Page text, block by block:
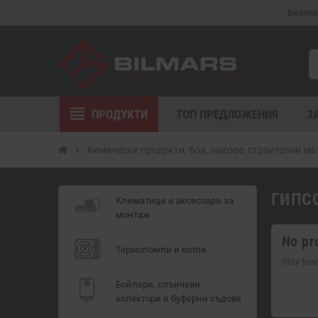
view_headline ПРОДУКТИ
Химически продукти, бои, лакове, строителни
Климатици и аксесоари за
монтаж
Термопомпи и котли
Бойлери, слънчеви
колектори и буферни съдове
No
Stay